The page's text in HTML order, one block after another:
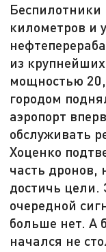
Беспилотники
километров и
из
мощностью
городом
аэропорт
обслуживать
Хоценко
часть дронов,
достичь цели.
очередной
больше нет. А
начался не